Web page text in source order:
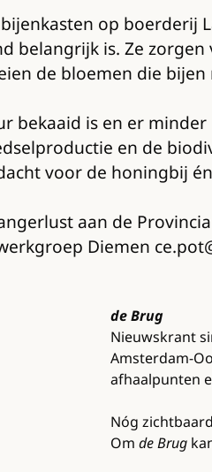
op boerderij
belangrijk is. Ze
de bloemen die
bekaaid is en er
en de
voor de honingbij
aan de
Diemen
de Brug
Nieuwskrant
Amsterdam-
afhaalpunten
Nóg
Om de Brug